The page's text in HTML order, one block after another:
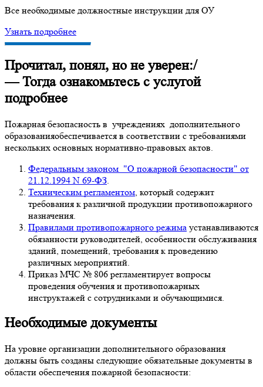
Все необходимые должностные инструкции для ОУ
Узнать подробнее
Прочитал, понял, но не уверен:/
— Тогда ознакомьтесь с услугой
подробнее
Пожарная безопасность в учреждениях дополнительного
образованияобеспечивается в соответствии с требованиями
нескольких основных нормативно-правовых актов.
Федеральным законом "О пожарной безопасности" от
21.12.1994 N 69-ФЗ
Техническим регламентом , который содержит
требования к различной продукции противопожарного
назначения.
Правилами противопожарного режима устанавливаются
обязанности руководителей, особенности обслуживания
зданий, помещений, требования к проведению
различных мероприятий.
Приказ МЧС № 806 регламентирует вопросы
проведения обучения и противопожарных
инструктажей с сотрудниками и обучающимися.
Необходимые документы
На уровне организации дополнительного образования
должны быть созданы следующие обязательные документы в
области обеспечения пожарной безопасности: